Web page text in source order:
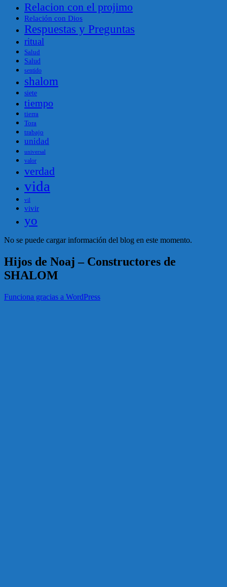
Relacion con el projimo
Relación con Dios
Respuestas y Preguntas
ritual
Salud
Salud
sentido
shalom
siete
tiempo
tierra
Tora
trabajo
unidad
universal
valor
verdad
vida
vil
vivir
yo
No se puede cargar información del blog en este momento.
Hijos de Noaj – Constructores de
SHALOM
Funciona gracias a WordPress